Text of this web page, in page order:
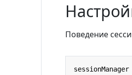
Поведение
sessionManager